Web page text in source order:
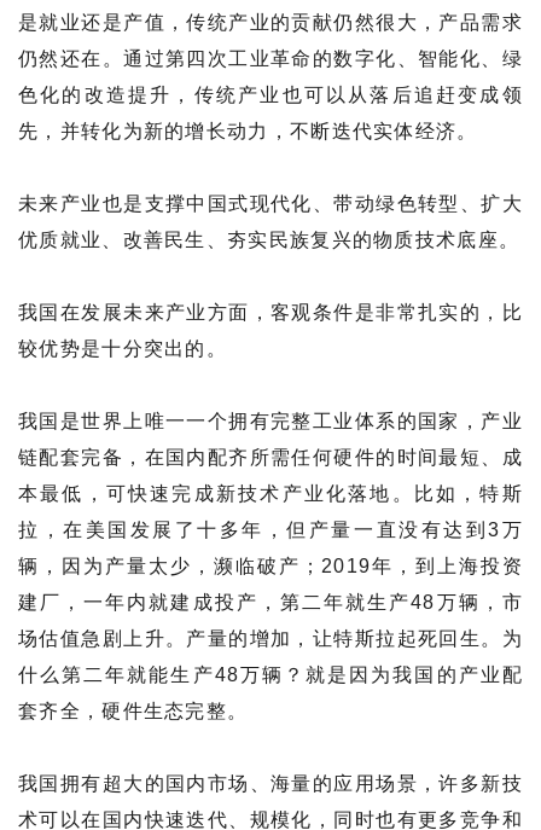
是就业还是产值，传统产业的贡献仍然很大，产品需求
仍然还在。通过第四次工业革命的数字化、智能化、绿
色化的改造提升，传统产业也可以从落后追赶变成领
先，并转化为新的增长动力，不断迭代实体经济。
未来产业也是支撑中国式现代化、带动绿色转型、扩大
优质就业、改善民生、夯实民族复兴的物质技术底座。
我国在发展未来产业方面，客观条件是非常扎实的，比
较优势是十分突出的。
我国是世界上唯一一个拥有完整工业体系的国家，产业
链配套完备，在国内配齐所需任何硬件的时间最短、成
本最低，可快速完成新技术产业化落地。比如，特斯
拉，在美国发展了十多年，但产量一直没有达到3万
辆，因为产量太少，濒临破产；2019年，到上海投资
建厂，一年内就建成投产，第二年就生产48万辆，市
场估值急剧上升。产量的增加，让特斯拉起死回生。为
什么第二年就能生产48万辆？就是因为我国的产业配
套齐全，硬件生态完整。
我国拥有超大的国内市场、海量的应用场景，许多新技
术可以在国内快速迭代、规模化，同时也有更多竞争和